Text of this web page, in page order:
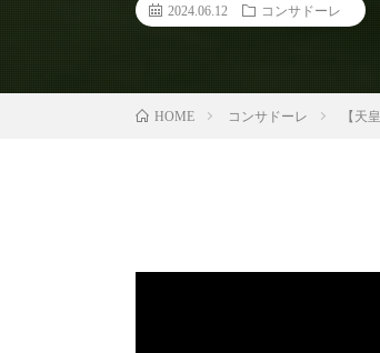
2024.06.12 コンサドーレ
HOME コンサドーレ 【天